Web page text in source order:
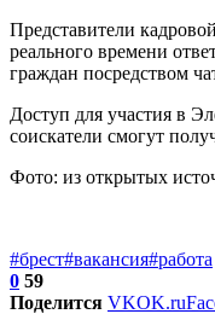
Представители
реального времени
граждан посредством
Доступ для участия в
соискатели смогут
Фото: из открытых
#брест#вакансия#работа
0 59
Поделится VKOK.ru